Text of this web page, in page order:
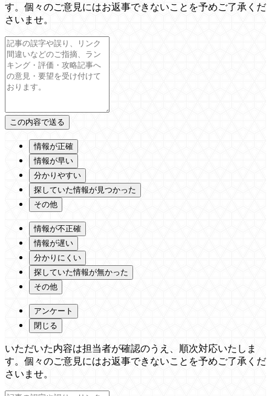
す。個々のご意見にはお返事できないことを予めご了承くだ
さいませ。
情報が正確
情報が早い
分かりやすい
探していた情報が見つかった
その他
情報が不正確
情報が遅い
分かりにくい
探していた情報が無かった
その他
アンケート
閉じる
いただいた内容は担当者が確認のうえ、順次対応いたしま
す。個々のご意見にはお返事できないことを予めご了承くだ
さいませ。